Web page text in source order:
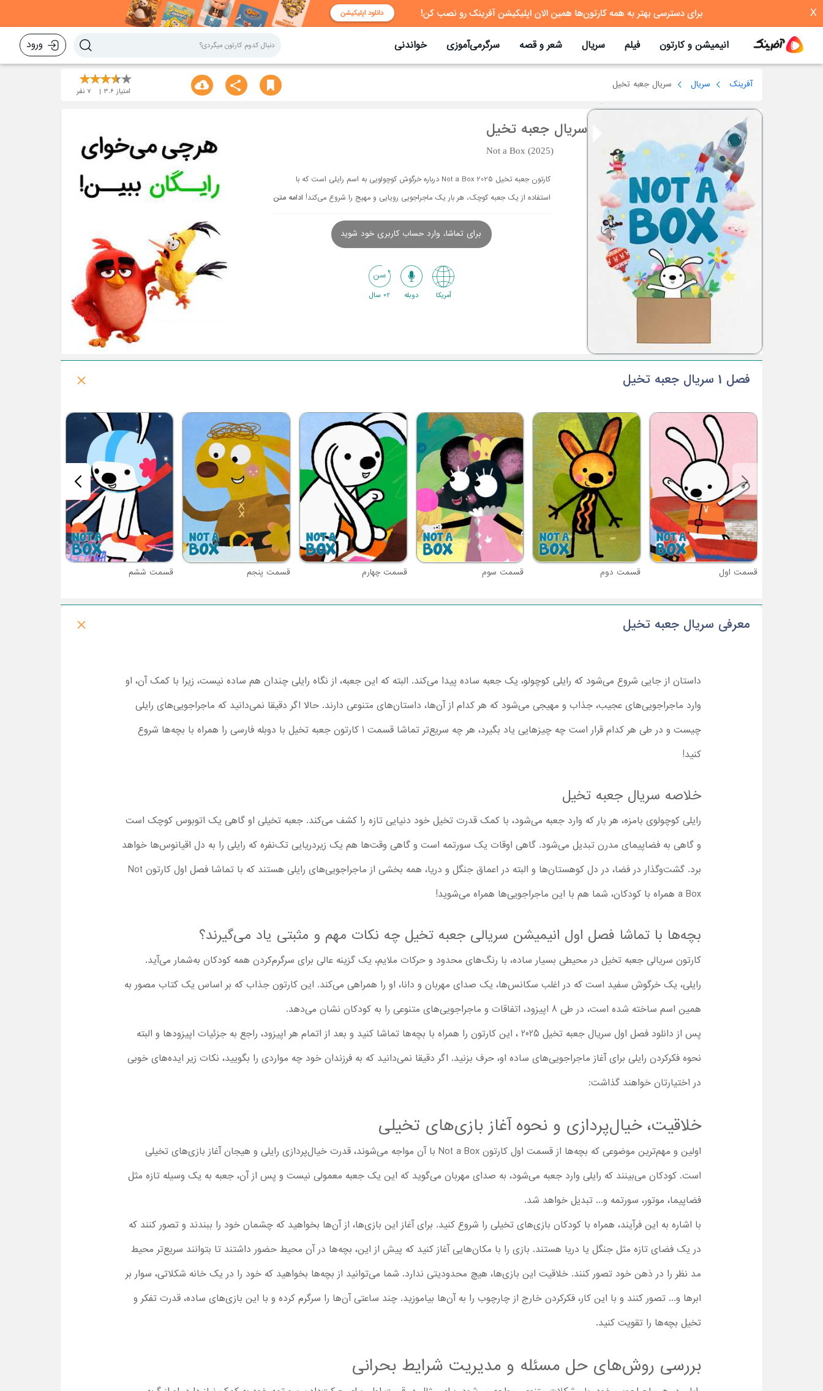
X
انیمیشن و کارتون فیلم سریال شعر و قصه سرگرمی‌آموزی خواندنی ورود
آفرینک سریال سریال جعبه تخیل
امتیاز 3.6
7 نفر
سریال جعبه تخیل
Not a Box (2025)
کارتون جعبه تخیل Not a Box 2025 درباره خرگوش کوچولویی به اسم رایلی است که با
استفاده از یک جعبه کوچک، هر بار یک ماجراجویی رویایی و مهیج را شروع می‌کند! ادامه متن
برای تماشا، وارد حساب کاربری خود شوید
آمریکا دوبله 2+ سال
فصل 1 سریال جعبه تخیل
قسمت اول قسمت دوم قسمت سوم قسمت چهارم قسمت پنجم قسمت ششم
معرفی سریال جعبه تخیل
داستان از جایی شروع می‌شود که رایلی کوچولو، یک جعبه ساده پیدا می‌کند. البته که این جعبه، از نگاه رایلی چندان هم ساده نیست، زیرا با کمک آن، او
وارد ماجراجویی‌های عجیب، جذاب و مهیجی می‌شود که هر کدام از آن‌ها، داستان‌های متنوعی دارند. حالا اگر دقیقا نمی‌دانید که ماجراجویی‌های رایلی
چیست و در طی هر کدام قرار است چه چیزهایی یاد بگیرد، هر چه سریع‌تر تماشا قسمت 1 کارتون جعبه تخیل با دوبله فارسی را همراه با بچه‌ها شروع
کنید!
خلاصه سریال جعبه تخیل
رایلی کوچولوی بامزه، هر بار که وارد جعبه می‌شود، با کمک قدرت تخیل خود دنیایی تازه را کشف می‌کند. جعبه تخیلی او گاهی یک اتوبوس کوچک است
و گاهی به فضاپیمای مدرن تبدیل می‌شود. گاهی اوقات یک سورتمه است و گاهی وقت‌ها هم یک زیردریایی تک‌نفره که رایلی را به دل اقیانوس‌ها خواهد
برد. گشت‌وگذار در فضا، در دل کوهستان‌ها و البته در اعماق جنگل و دریا، همه بخشی از ماجراجویی‌های رایلی هستند که با تماشا فصل اول کارتون Not
a Box همراه با کودکان، شما هم با این ماجراجویی‌ها همراه می‌شوید!
بچه‌ها با تماشا فصل اول انیمیشن سریالی جعبه تخیل چه نکات مهم و مثبتی یاد می‌گیرند؟
کارتون سریالی جعبه تخیل در محیطی بسیار ساده، با رنگ‌های محدود و حرکات ملایم، یک گزینه عالی برای سرگرم‌کردن همه کودکان به‌شمار می‌آید.
رایلی، یک خرگوش سفید است که در اغلب سکانس‌ها، یک صدای مهربان و دانا، او را همراهی می‌کند. این کارتون جذاب که بر اساس یک کتاب مصور به
همین اسم ساخته شده است، در طی 8 اپیزود، اتفاقات و ماجراجویی‌های متنوعی را به کودکان نشان می‌دهد.
پس از دانلود فصل اول سریال جعبه تخیل 2025 ، این کارتون را همراه با بچه‌ها تماشا کنید و بعد از اتمام هر اپیزود، راجع به جزئیات اپیزودها و البته
نحوه فکرکردن رایلی برای آغاز ماجراجویی‌های ساده او، حرف بزنید. اگر دقیقا نمی‌دانید که به فرزندان خود چه مواردی را بگویید، نکات زیر ایده‌های خوبی
در اختیارتان خواهند گذاشت:
خلاقیت، خیال‌پردازی و نحوه آغاز بازی‌های تخیلی
اولین و مهم‌ترین موضوعی که بچه‌ها از قسمت اول کارتون Not a Box با آن مواجه می‌شوند، قدرت خیال‌پردازی رایلی و هیجان آغاز بازی‌های تخیلی
است. کودکان می‌بینند که رایلی وارد جعبه می‌شود، به صدای مهربان می‌گوید که این یک جعبه معمولی نیست و پس از آن، جعبه به یک وسیله تازه مثل
فضاپیما، موتور، سورتمه و... تبدیل خواهد شد.
با اشاره به این فرآیند، همراه با کودکان بازی‌های تخیلی را شروع کنید. برای آغاز این بازی‌ها، از آن‌ها بخواهید که چشمان خود را ببندند و تصور کنند که
در یک فضای تازه مثل جنگل یا دریا هستند. بازی را با مکان‌هایی آغاز کنید که پیش از این، بچه‌ها در آن محیط حضور داشتند تا بتوانند سریع‌تر محیط
مد نظر را در ذهن خود تصور کنند. خلاقیت این بازی‌ها، هیچ محدودیتی ندارد. شما می‌توانید از بچه‌ها بخواهید که خود را در یک خانه شکلاتی، سوار بر
ابرها و... تصور کنند و با این کار، فکرکردن خارج از چارچوب را به آن‌ها بیاموزید. چند ساعتی آن‌ها را سرگرم کرده و با این بازی‌های ساده، قدرت تفکر و
تخیل بچه‌ها را تقویت کنید.
بررسی روش‌های حل مسئله و مدیریت شرایط بحرانی